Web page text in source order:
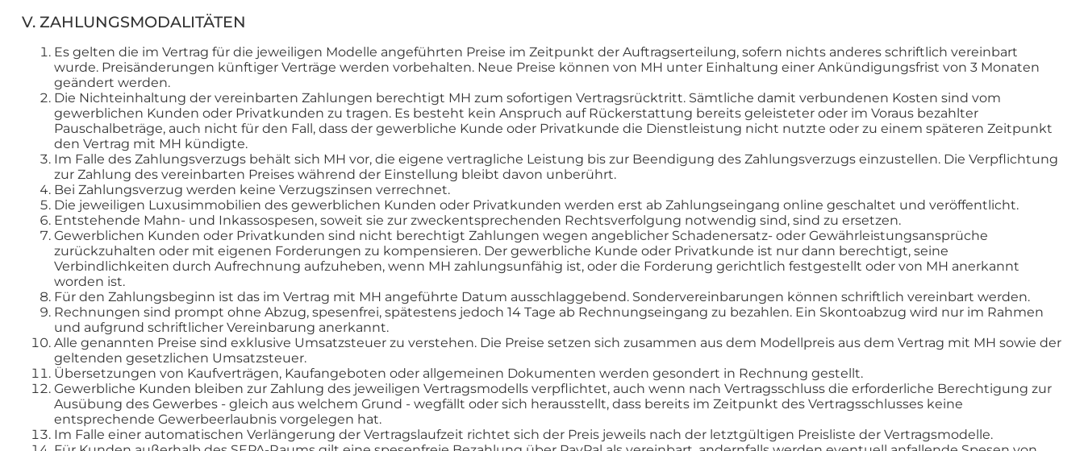
V. ZAHLUNGSMODALITÄTEN
Es gelten die im Vertrag für die jeweiligen Modelle angeführten Preise im Zeitpunkt der Auftragserteilung, sofern nichts anderes schriftlich vereinbart
wurde. Preisänderungen künftiger Verträge werden vorbehalten. Neue Preise können von MH unter Einhaltung einer Ankündigungsfrist von 3 Monaten
geändert werden.
Die Nichteinhaltung der vereinbarten Zahlungen berechtigt MH zum sofortigen Vertragsrücktritt. Sämtliche damit verbundenen Kosten sind vom
gewerblichen Kunden oder Privatkunden zu tragen. Es besteht kein Anspruch auf Rückerstattung bereits geleisteter oder im Voraus bezahlter
Pauschalbeträge, auch nicht für den Fall, dass der gewerbliche Kunde oder Privatkunde die Dienstleistung nicht nutzte oder zu einem späteren Zeitpunkt
den Vertrag mit MH kündigte.
Im Falle des Zahlungsverzugs behält sich MH vor, die eigene vertragliche Leistung bis zur Beendigung des Zahlungsverzugs einzustellen. Die Verpflichtung
zur Zahlung des vereinbarten Preises während der Einstellung bleibt davon unberührt.
Bei Zahlungsverzug werden keine Verzugszinsen verrechnet.
Die jeweiligen Luxusimmobilien des gewerblichen Kunden oder Privatkunden werden erst ab Zahlungseingang online geschaltet und veröffentlicht.
Entstehende Mahn- und Inkassospesen, soweit sie zur zweckentsprechenden Rechtsverfolgung notwendig sind, sind zu ersetzen.
Gewerblichen Kunden oder Privatkunden sind nicht berechtigt Zahlungen wegen angeblicher Schadenersatz- oder Gewährleistungsansprüche
zurückzuhalten oder mit eigenen Forderungen zu kompensieren. Der gewerbliche Kunde oder Privatkunde ist nur dann berechtigt, seine
Verbindlichkeiten durch Aufrechnung aufzuheben, wenn MH zahlungsunfähig ist, oder die Forderung gerichtlich festgestellt oder von MH anerkannt
worden ist.
Für den Zahlungsbeginn ist das im Vertrag mit MH angeführte Datum ausschlaggebend. Sondervereinbarungen können schriftlich vereinbart werden.
Rechnungen sind prompt ohne Abzug, spesenfrei, spätestens jedoch 14 Tage ab Rechnungseingang zu bezahlen. Ein Skontoabzug wird nur im Rahmen
und aufgrund schriftlicher Vereinbarung anerkannt.
Alle genannten Preise sind exklusive Umsatzsteuer zu verstehen. Die Preise setzen sich zusammen aus dem Modellpreis aus dem Vertrag mit MH sowie der
geltenden gesetzlichen Umsatzsteuer.
Übersetzungen von Kaufverträgen, Kaufangeboten oder allgemeinen Dokumenten werden gesondert in Rechnung gestellt.
Gewerbliche Kunden bleiben zur Zahlung des jeweiligen Vertragsmodells verpflichtet, auch wenn nach Vertragsschluss die erforderliche Berechtigung zur
Ausübung des Gewerbes - gleich aus welchem Grund - wegfällt oder sich herausstellt, dass bereits im Zeitpunkt des Vertragsschlusses keine
entsprechende Gewerbeerlaubnis vorgelegen hat.
Im Falle einer automatischen Verlängerung der Vertragslaufzeit richtet sich der Preis jeweils nach der letztgültigen Preisliste der Vertragsmodelle.